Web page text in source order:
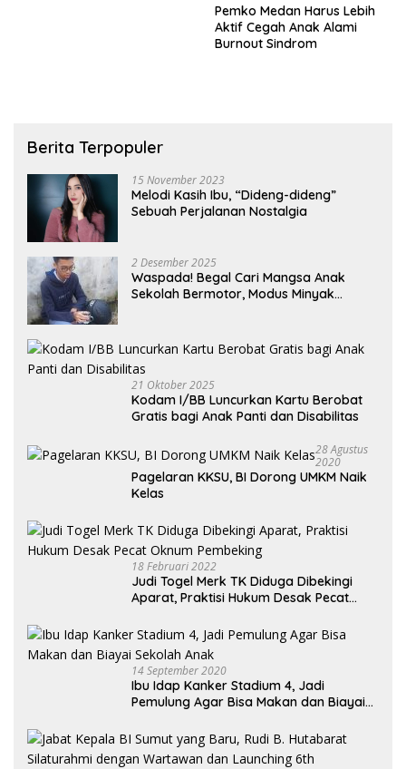
Pemko Medan Harus Lebih
Aktif Cegah Anak Alami
Burnout Sindrom
Berita Terpopuler
15 November 2023
Melodi Kasih Ibu, “Dideng-dideng”
Sebuah Perjalanan Nostalgia
2 Desember 2025
Waspada! Begal Cari Mangsa Anak
Sekolah Bermotor, Modus Minyak
21 Oktober 2025
Kodam I/BB Luncurkan Kartu Berobat
Gratis bagi Anak Panti dan Disabilitas
28 Agustus
2020
Pagelaran KKSU, BI Dorong UMKM Naik
Kelas
18 Februari 2022
Judi Togel Merk TK Diduga Dibekingi
Aparat, Praktisi Hukum Desak Pecat
14 September 2020
Ibu Idap Kanker Stadium 4, Jadi
Pemulung Agar Bisa Makan dan Biayai